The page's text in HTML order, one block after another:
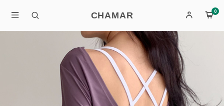
CHAMAR 0